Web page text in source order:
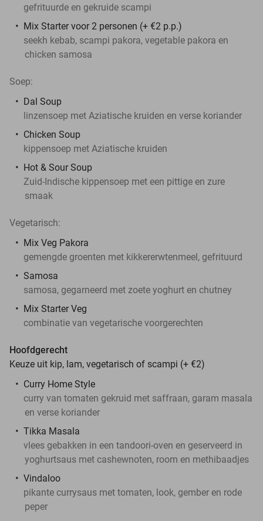
gefrituurde en gekruide scampi
Mix Starter voor 2 personen (+ €2 p.p.)
seekh kebab, scampi pakora, vegetable pakora en
chicken samosa
Soep:
Dal Soup
linzensoep met Aziatische kruiden en verse koriander
Chicken Soup
kippensoep met Aziatische kruiden
Hot & Sour Soup
Zuid-Indische kippensoep met een pittige en zure
smaak
Vegetarisch:
Mix Veg Pakora
gemengde groenten met kikkererwtenmeel, gefrituurd
Samosa
samosa, gegarneerd met zoete yoghurt en chutney
Mix Starter Veg
combinatie van vegetarische voorgerechten
Hoofdgerecht
Keuze uit kip, lam, vegetarisch of scampi (+ €2)
Curry Home Style
curry van tomaten gekruid met saffraan, garam masala
en verse koriander
Tikka Masala
vlees gebakken in een tandoori-oven en geserveerd in
yoghurtsaus met cashewnoten, room en methibaadjes
Vindaloo
pikante currysaus met tomaten, look, gember en rode
peper